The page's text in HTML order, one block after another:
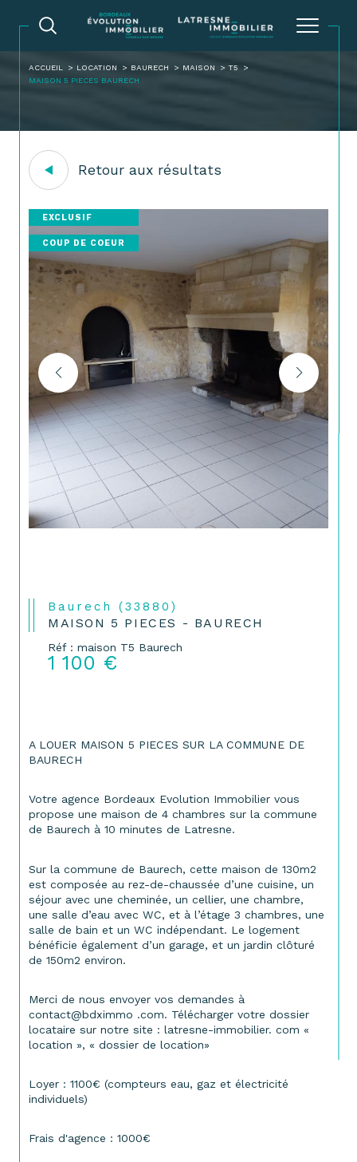
ACCUEIL LOCATION BAURECH MAISON
T5
MAISON 5 PIECES BAURECH
Retour aux résultats
EXCLUSIF
COUP DE COEUR
Baurech (33880)
MAISON 5 PIECES - BAURECH
Réf : maison T5 Baurech
1 100 €
A LOUER MAISON 5 PIECES SUR LA COMMUNE DE
BAURECH
Votre agence Bordeaux Evolution Immobilier vous
propose une maison de 4 chambres sur la commune
de Baurech à 10 minutes de Latresne.
Sur la commune de Baurech, cette maison de 130m2
est composée au rez-de-chaussée d’une cuisine, un
séjour avec une cheminée, un cellier, une chambre,
une salle d’eau avec WC, et à l’étage 3 chambres, une
salle de bain et un WC indépendant. Le logement
bénéficie également d’un garage, et un jardin clôturé
de 150m2 environ.
Merci de nous envoyer vos demandes à
contact@bdximmo .com. Télécharger votre dossier
locataire sur notre site : latresne-immobilier. com «
location », « dossier de location»
Loyer : 1100€ (compteurs eau, gaz et électricité
individuels)
Frais d'agence : 1000€